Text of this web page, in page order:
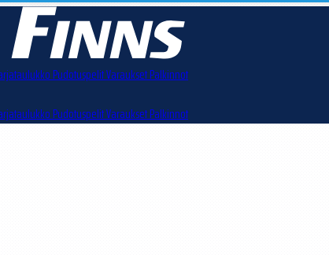
PudotuspelitVarauksetPalkinnot
PudotuspelitVarauksetPalkinnot